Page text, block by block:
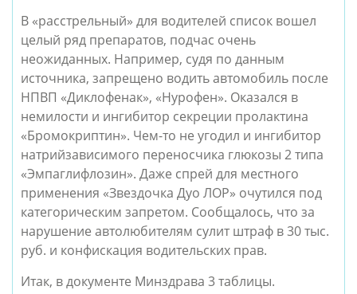
В «расстрельный» для водителей список вошел
целый ряд препаратов, подчас очень
неожиданных. Например, судя по данным
источника, запрещено водить автомобиль после
НПВП «Диклофенак», «Нурофен». Оказался в
немилости и ингибитор секреции пролактина
«Бромокриптин». Чем-то не угодил и ингибитор
натрийзависимого переносчика глюкозы 2 типа
«Эмпаглифлозин». Даже спрей для местного
применения «Звездочка Дуо ЛОР» очутился под
категорическим запретом. Сообщалось, что за
нарушение автолюбителям сулит штраф в 30 тыс.
руб. и конфискация водительских прав.
Итак, в документе Минздрава 3 таблицы.